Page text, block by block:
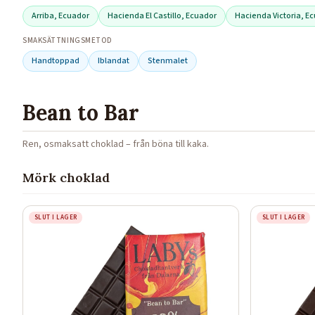
Arriba, Ecuador Hacienda El Castillo, Ecuador Hacienda Victoria,
SMAKSÄTTNINGSMETOD
Handtoppad Iblandat Stenmalet
Bean to Bar
Ren, osmaksatt choklad – från böna till kaka.
Mörk choklad
SLUT I LAGER SLUT I LAGER